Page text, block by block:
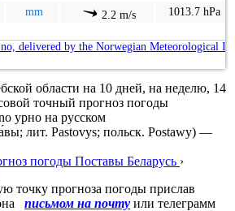
mm 2.2 m/s 1013.7 hPa
delivered by the Norwegian Meteorological
области на 10 дней, на неделю, 14
точный прогноз погоды
урно на русском
лит. Pastovys; польск. Postawy) —
погоды Поставы Беларусь ›
точку прогноза погоды прислав
письмом на почту или телеграмм